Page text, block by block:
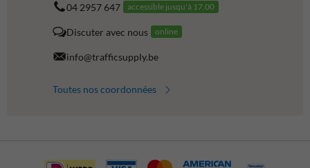
04 2957 647 accessible jusqu'à 17.00
Discuter avec nous online
info@trafficsupply.be
Toutes nos coordonnées